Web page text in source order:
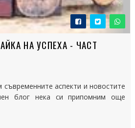
НА УСПЕХА - ЧАСТ
аспекти и новостите
блог нека си припомним още